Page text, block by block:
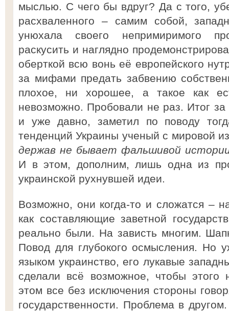
мыслью. С чего бы вдруг? Да с того,
расхваленного – самим собой,
унюхала своего непримиримого
раскусить и наглядно
оберткой всю вонь её европейского
за мифами предать забвению
плохое, ни хорошее, а такое как
невозможно. Пробовали не раз. Итог
и уже давно, заметил по поводу
тенденций Украины ученый с мировой
держав не бывает фальшивой
И в этом, дополним, лишь одна из
украинской рухнувшей идеи.
Возможно, они когда-то и сложатся –
как составляющие заветной
реально были. На зависть многим.
Повод для глубокого осмысления. Но
языком украинство, его лукавые
сделали всё возможное, чтобы этого
этом все без исключения стороны
государственности. Проблема в